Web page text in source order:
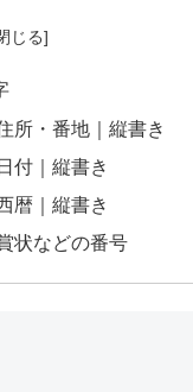
所・番地｜縦書き
付｜縦書き
暦｜縦書き
状などの番号